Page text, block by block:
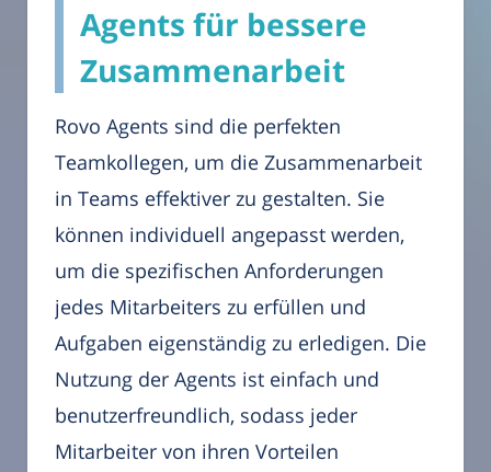
Agents für bessere
Zusammenarbeit
Rovo Agents sind die perfekten
Teamkollegen, um die Zusammenarbeit
in Teams effektiver zu gestalten. Sie
können individuell angepasst werden,
um die spezifischen Anforderungen
jedes Mitarbeiters zu erfüllen und
Aufgaben eigenständig zu erledigen. Die
Nutzung der Agents ist einfach und
benutzerfreundlich, sodass jeder
Mitarbeiter von ihren Vorteilen